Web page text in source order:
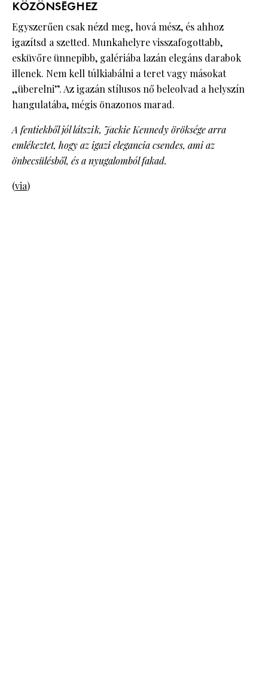
KÖZÖNSÉGHEZ
Egyszerűen csak nézd meg, hová mész, és ahhoz
igazítsd a szetted. Munkahelyre visszafogottabb,
esküvőre ünnepibb, galériába lazán elegáns darabok
illenek. Nem kell túlkiabálni a teret vagy másokat
„überelni”. Az igazán stílusos nő beleolvad a helyszín
hangulatába, mégis önazonos marad.
A fentiekből jól látszik, Jackie Kennedy öröksége arra
emlékeztet, hogy az igazi elegancia csendes, ami az
önbecsülésből, és a nyugalomból fakad.
(via)